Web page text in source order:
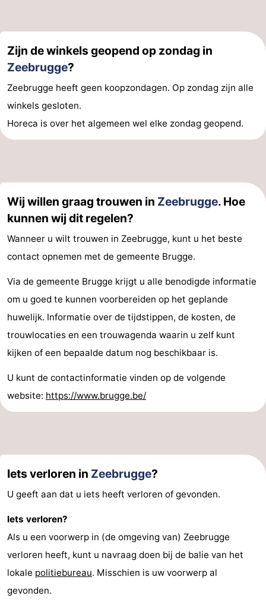
Zijn de winkels geopend op zondag in
Zeebrugge?
Zeebrugge heeft geen koopzondagen. Op zondag zijn alle
winkels gesloten.
Horeca is over het algemeen wel elke zondag geopend.
Wij willen graag trouwen in Zeebrugge. Hoe
kunnen wij dit regelen?
Wanneer u wilt trouwen in Zeebrugge, kunt u het beste
contact opnemen met de gemeente Brugge.
Via de gemeente Brugge krijgt u alle benodigde informatie
om u goed te kunnen voorbereiden op het geplande
huwelijk. Informatie over de tijdstippen, de kosten, de
trouwlocaties en een trouwagenda waarin u zelf kunt
kijken of een bepaalde datum nog beschikbaar is.
U kunt de contactinformatie vinden op de volgende
website: https://www.brugge.be/
Iets verloren in Zeebrugge?
U geeft aan dat u iets heeft verloren of gevonden.
Iets verloren?
Als u een voorwerp in (de omgeving van) Zeebrugge
verloren heeft, kunt u navraag doen bij de balie van het
lokale politiebureau. Misschien is uw voorwerp al
gevonden.